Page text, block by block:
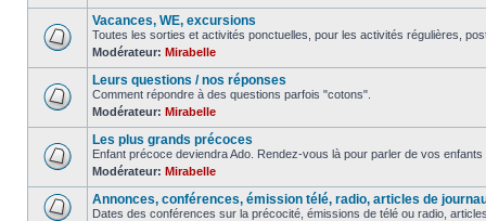
Vacances, WE, excursions
Toutes les sorties et activités ponctuelles, pour les activités régulières,
Modérateur: Mirabelle
Leurs questions / nos réponses
Comment répondre à des questions parfois "cotons".
Modérateur: Mirabelle
Les plus grands précoces
Enfant précoce deviendra Ado. Rendez-vous là pour parler de vos
Modérateur: Mirabelle
Annonces, conférences, émission télé, radio, articles de
Dates des conférences sur la précocité, émissions de télé ou radio,